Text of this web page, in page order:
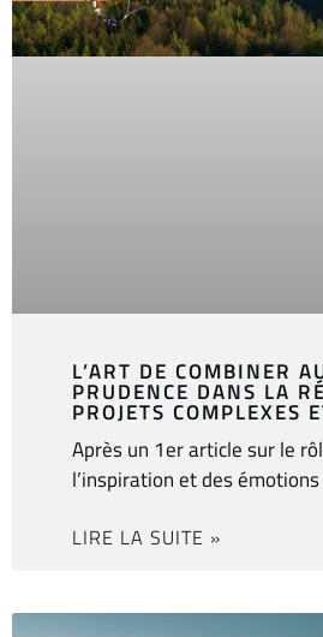
L’ART DE COMBINER
PRUDENCE DANS LA
PROJETS COMPLEXES
Après un 1er article sur le
l’inspiration et des
LIRE LA SUITE »